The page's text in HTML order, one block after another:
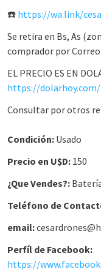
☎️ https://wa.link/
Se retira en Bs, As
comprador por
EL PRECIO ES EN
https://dolarhoy.com/
Consultar por otros
Condición: Usado
Precio en U$D: 150
¿Que Vendes?:
Teléfono de
email:
Perfíl de Facebook: